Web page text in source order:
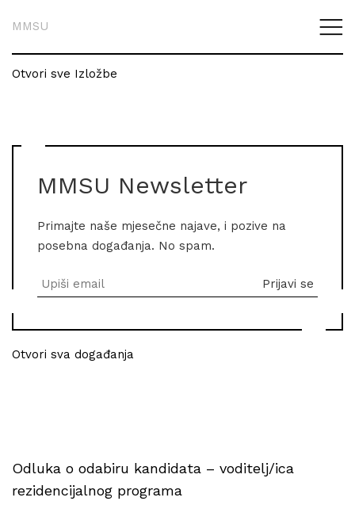
MMSU
Otvori sve Izložbe
MMSU Newsletter
Primajte naše mjesečne najave, i pozive na
posebna događanja. No spam.
Otvori sva događanja
Odluka o odabiru kandidata – voditelj/ica
rezidencijalnog programa